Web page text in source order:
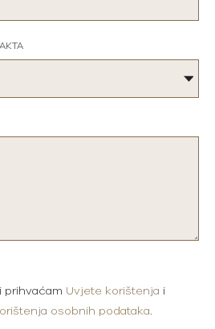
prihvaćam Uvjete korištenja i
osobnih podataka.